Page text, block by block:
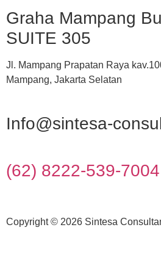
Graha Mampang
SUITE 305
Jl. Mampang Prapatan Raya
Mampang, Jakarta Selatan
Info@sintesa-
(62) 8222-539-7004
Copyright © 2026 Sintesa